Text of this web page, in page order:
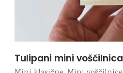
Tulipani mini voščilnica